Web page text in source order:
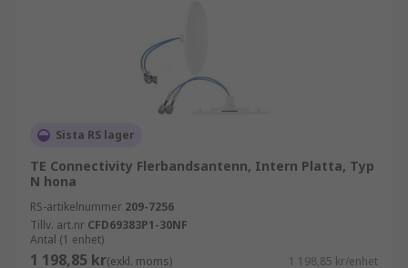
Sista RS lager
TE Connectivity Flerbandsantenn, Intern Platta, Typ
N hona
RS-artikelnummer 209-7256
Tillv. art.nr CFD69383P1-30NF
Antal (1 enhet)
1 198,85 kr(exkl. moms) 1 198,85 kr/enhet